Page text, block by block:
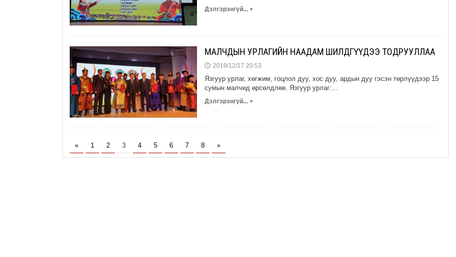
Дэлгэрэнгүй... ▸
МАЛЧДЫН УРЛАГИЙН НААДАМ ШИЛДГҮҮДЭЭ ТОДРУУЛЛАА
🕔 2019/12/17 20:53
Язгуур урлаг, хөгжим, гоцлол дуу, хос дуу, ардын дуу гэсэн төрлүүдээр 15
сумын малчид өрсөлдлөө. Язгуур урлаг:...
Дэлгэрэнгүй... ▸
« 1 2 3 4 5 6 7 8 »